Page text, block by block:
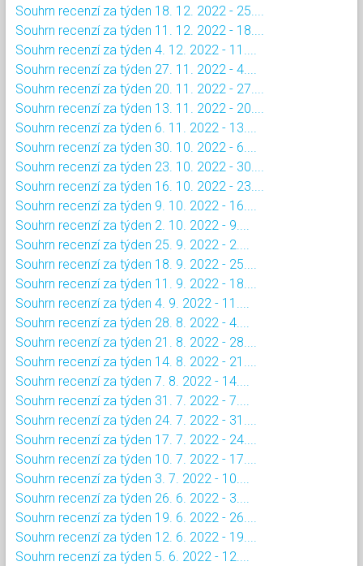
Souhrn recenzí za týden 18. 12. 2022 - 25....
Souhrn recenzí za týden 11. 12. 2022 - 18....
Souhrn recenzí za týden 4. 12. 2022 - 11....
Souhrn recenzí za týden 27. 11. 2022 - 4....
Souhrn recenzí za týden 20. 11. 2022 - 27....
Souhrn recenzí za týden 13. 11. 2022 - 20....
Souhrn recenzí za týden 6. 11. 2022 - 13....
Souhrn recenzí za týden 30. 10. 2022 - 6....
Souhrn recenzí za týden 23. 10. 2022 - 30....
Souhrn recenzí za týden 16. 10. 2022 - 23....
Souhrn recenzí za týden 9. 10. 2022 - 16....
Souhrn recenzí za týden 2. 10. 2022 - 9....
Souhrn recenzí za týden 25. 9. 2022 - 2....
Souhrn recenzí za týden 18. 9. 2022 - 25....
Souhrn recenzí za týden 11. 9. 2022 - 18....
Souhrn recenzí za týden 4. 9. 2022 - 11....
Souhrn recenzí za týden 28. 8. 2022 - 4....
Souhrn recenzí za týden 21. 8. 2022 - 28....
Souhrn recenzí za týden 14. 8. 2022 - 21....
Souhrn recenzí za týden 7. 8. 2022 - 14....
Souhrn recenzí za týden 31. 7. 2022 - 7....
Souhrn recenzí za týden 24. 7. 2022 - 31....
Souhrn recenzí za týden 17. 7. 2022 - 24....
Souhrn recenzí za týden 10. 7. 2022 - 17....
Souhrn recenzí za týden 3. 7. 2022 - 10....
Souhrn recenzí za týden 26. 6. 2022 - 3....
Souhrn recenzí za týden 19. 6. 2022 - 26....
Souhrn recenzí za týden 12. 6. 2022 - 19....
Souhrn recenzí za týden 5. 6. 2022 - 12....